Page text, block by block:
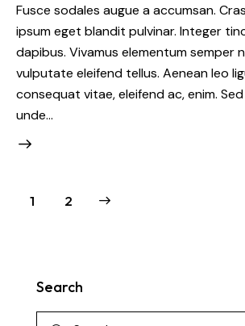
Fusce sodales augue a accumsan.
ipsum eget blandit pulvinar. Integer
dapibus. Vivamus elementum semper
vulputate eleifend tellus. Aenean leo
consequat vitae, eleifend ac, enim.
unde…
1 2
Search